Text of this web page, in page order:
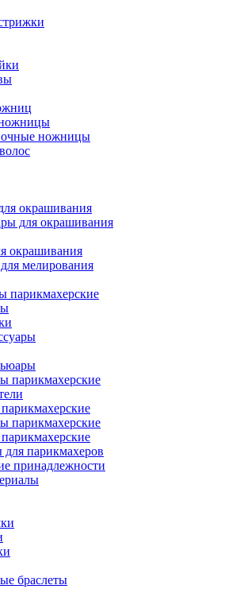
ножницы
окрашивания
для окрашивания
окрашивания
мелирования
парикмахерские
парикмахерские
парикмахерские
парикмахеров
принадлежности
браслеты